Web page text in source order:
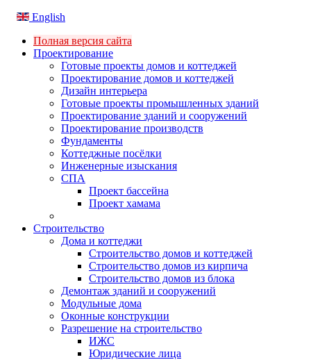
English
Полная версия сайта
Проектирование
Готовые проекты домов и коттеджей
Проектирование домов и коттеджей
Дизайн интерьера
Готовые проекты промышленных зданий
Проектирование зданий и сооружений
Проектирование производств
Фундаменты
Коттеджные посёлки
Инженерные изыскания
СПА
Проект бассейна
Проект хамама
Строительство
Дома и коттеджи
Строительство домов и коттеджей
Строительство домов из кирпича
Строительство домов из блока
Демонтаж зданий и сооружений
Модульные дома
Оконные конструкции
Разрешение на строительство
ИЖС
Юридические лица